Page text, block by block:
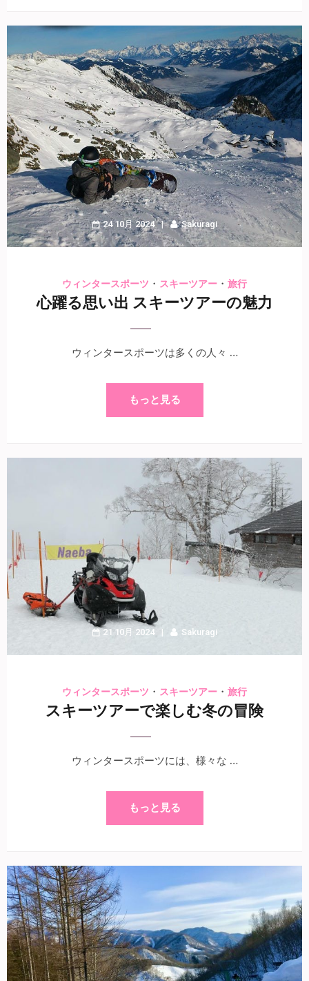
24 10月 2024 Sakuragi
ウィンタースポーツ ・ スキーツアー ・ 旅行
心躍る思い出 スキーツアーの魅力
ウィンタースポーツは多くの人々 …
もっと見る
21 10月 2024 Sakuragi
ウィンタースポーツ ・ スキーツアー ・ 旅行
スキーツアーで楽しむ冬の冒険
ウィンタースポーツには、様々な …
もっと見る